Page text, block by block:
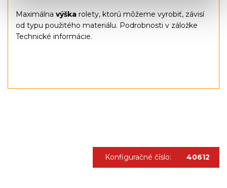
Maximálna výška rolety, ktorú môžeme vyrobiť, závisí
od typu použitého materiálu. Podrobnosti v záložke
Technické informácie.
Konfiguračné číslo: 40612